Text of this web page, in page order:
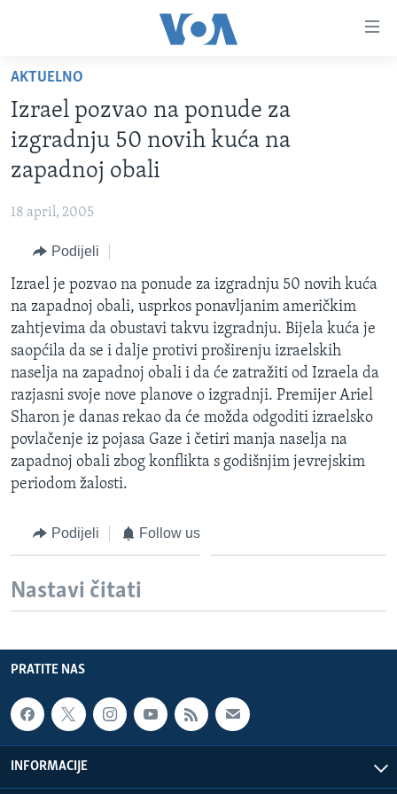
glavni
sadržaj
Pređi
na
glavnu
Idi
pretragu
TV PROGRAM
FOTOGRAFIJE DANA
SJEDINJENE AMERIČKE DRŽAVE
BOSNA I HERCEGOVINA
SVIJET
NAUKA I TEHNOLOGIJA
SPECIJALNI PROJEKTI
KORUPCIJA
SLOBODA MEDIJA
ŽENSKA STRANA
IZBJEGLIČKA STRANA
MAGAZIN
O GLASU AMERIKE
Learning English
PRATITE NAS
AKTUELNO
Izrael pozvao na ponude za
izgradnju 50 novih kuća na
zapadnoj obali
18 april, 2005
Podijeli
Izrael je pozvao na ponude za izgradnju 50 novih kuća
na zapadnoj obali, usprkos ponavljanim američkim
zahtjevima da obustavi takvu izgradnju. Bijela kuća je
saopćila da se i dalje protivi proširenju izraelskih
naselja na zapadnoj obali i da će zatražiti od Izraela da
razjasni svoje nove planove o izgradnji. Premijer Ariel
Sharon je danas rekao da će možda odgoditi izraelsko
povlačenje iz pojasa Gaze i četiri manja naselja na
zapadnoj obali zbog konflikta s godišnjim jevrejskim
periodom žalosti.
Podijeli Follow us
Nastavi čitati
PRATITE NAS
INFORMACIJE